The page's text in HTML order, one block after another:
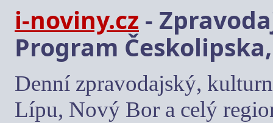
i-noviny.cz -
Program
Denní zpravodajský,
Lípu, Nový Bor a celý